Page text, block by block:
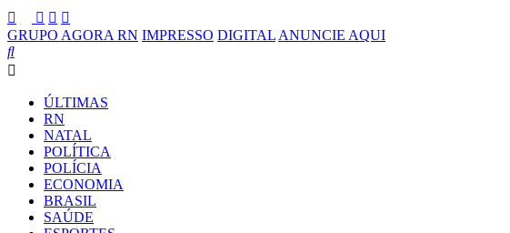
GRUPO AGORA RN IMPRESSO DIGITAL ANUNCIE AQUI
ÚLTIMAS
RN
NATAL
POLÍTICA
POLÍCIA
ECONOMIA
BRASIL
SAÚDE